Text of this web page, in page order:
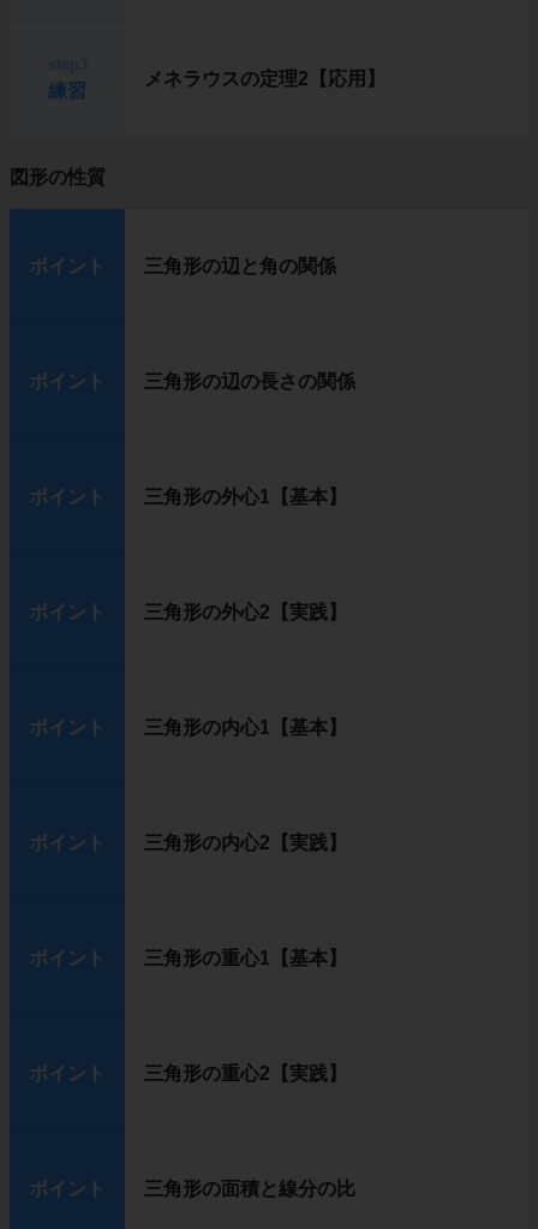
練習
メネラウスの定理2【応用】
図形の性質
ポイント 三角形の辺と角の関係
ポイント 三角形の辺の長さの関係
ポイント 三角形の外心1【基本】
ポイント 三角形の外心2【実践】
ポイント 三角形の内心1【基本】
ポイント 三角形の内心2【実践】
ポイント 三角形の重心1【基本】
ポイント 三角形の重心2【実践】
ポイント 三角形の面積と線分の比